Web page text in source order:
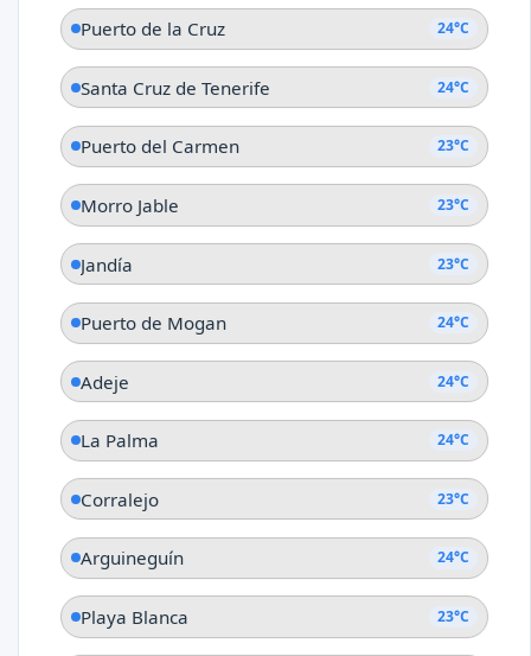
Puerto de la Cruz 24°C
Santa Cruz de Tenerife 24°C
Puerto del Carmen 23°C
Morro Jable 23°C
Jandía 23°C
Puerto de Mogan 24°C
Adeje 24°C
La Palma 24°C
Corralejo 23°C
Arguineguín 24°C
Playa Blanca 23°C